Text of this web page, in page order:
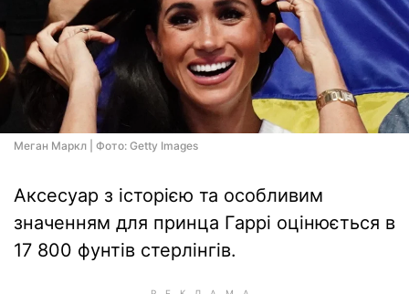
Меган Маркл | Фото: Getty Images
Аксесуар з історією та особливим
значенням для принца Гаррі оцінюється в
17 800 фунтів стерлінгів.